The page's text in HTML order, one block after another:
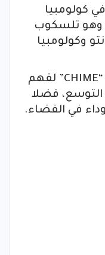
كولومبيا
وهو تلسكوب
وكولومبيا
ويراهن العلماء على المرصد “CHIME” لفهم
فضلا
في الفضاء.